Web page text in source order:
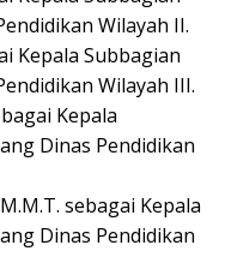
Wilayah II.
Kepala Subbagian
Wilayah III.
Kepala
Dinas Pendidikan
sebagai Kepala
Dinas Pendidikan